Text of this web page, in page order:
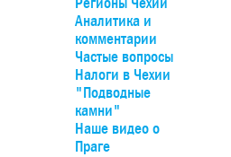
добраться на автомобиле за
D4, удобно – на поезде прямо до
Главного вокзалов.
Аналитика и
комментарии
Частые вопросы
Налоги в Чехии
"Подводные
камни"
Наше видео о
Праге